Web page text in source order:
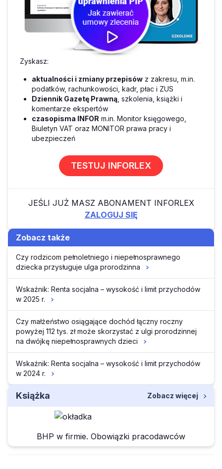
Zyskasz:
aktualności i zmiany przepisów z zakresu, m.in.
podatków, rachunkowości, kadr, płac i ZUS
Dziennik Gazetę Prawną , szkolenia, książki i
komentarze ekspertów
czasopisma INFOR m.in. Monitor księgowego,
Biuletyn VAT oraz MONITOR prawa pracy i
ubezpieczeń
TESTUJ INFORLEX
JEŚLI JUŻ MASZ ABONAMENT INFORLEX
ZALOGUJ SIĘ
Zobacz także
Czy rodzicom pełnoletniego i niepełnosprawnego
dziecka przysługuje ulga prorodzinna
Wskaźnik: Renta socjalna – wysokość i limit przychodów
w 2025 r.
Czy małżeństwo osiągające dochód łączny roczny
powyżej 112 tys. zł może skorzystać z ulgi prorodzinnej
na dwójkę niepełnosprawnych dzieci
Wskaźnik: Renta socjalna – wysokość i limit przychodów
w 2024 r.
Książka Zobacz więcej
BHP w firmie. Obowiązki pracodawców